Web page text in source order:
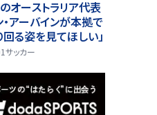
オーストラリア代表
・アーバインが本拠で
回る姿を見てほしい」
サッカー